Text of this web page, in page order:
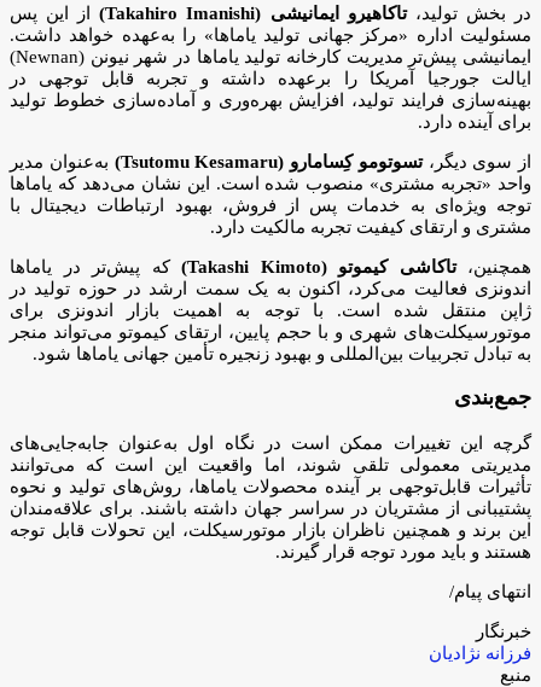
در بخش تولید،تاکاهیرو ایمانیشی (Takahiro Imanishi)
از این پس
مسئولیت اداره «مرکز جهانی تولید یاماها» را به‌عهده خواهد داشت.
ایمانیشی پیش‌تر مدیریت کارخانه تولید یاماها در شهر نیونن (Newnan)
ایالت جورجیا آمریکا را برعهده داشته و تجربه قابل توجهی در
بهینه‌سازی فرایند تولید، افزایش بهره‌وری و آماده‌سازی خطوط تولید
برای آینده دارد.
از سوی دیگر،تسوتومو کِسامارو (Tsutomu Kesamaru)
به‌عنوان مدیر
واحد «تجربه مشتری» منصوب شده است. این نشان می‌دهد که یاماها
توجه ویژه‌ای به خدمات پس از فروش، بهبود ارتباطات دیجیتال با
مشتری و ارتقای کیفیت تجربه مالکیت دارد.
همچنین،تاکاشی کیموتو (Takashi Kimoto)
که پیش‌تر در یاماها
اندونزی فعالیت می‌کرد، اکنون به یک سمت ارشد در حوزه تولید در
ژاپن منتقل شده است. با توجه به اهمیت بازار اندونزی برای
موتورسیکلت‌های شهری و با حجم پایین، ارتقای کیموتو می‌تواند منجر
به تبادل تجربیات بین‌المللی و بهبود زنجیره تأمین جهانی یاماها شود.
جمع‌بندی
گرچه این تغییرات ممکن است در نگاه اول به‌عنوان جابه‌جایی‌های
مدیریتی معمولی تلقی شوند، اما واقعیت این است که می‌توانند
تأثیرات قابل‌توجهی بر آینده محصولات یاماها، روش‌های تولید و نحوه
پشتیبانی از مشتریان در سراسر جهان داشته باشند. برای علاقه‌مندان
این برند و همچنین ناظران بازار موتورسیکلت، این تحولات قابل توجه
هستند و باید مورد توجه قرار گیرند.
انتهای پیام/
خبرنگار
فرزانه نژادیان
منبع